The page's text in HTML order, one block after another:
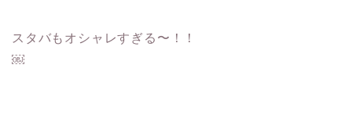
スタバもオシャレすぎる〜！！
￼